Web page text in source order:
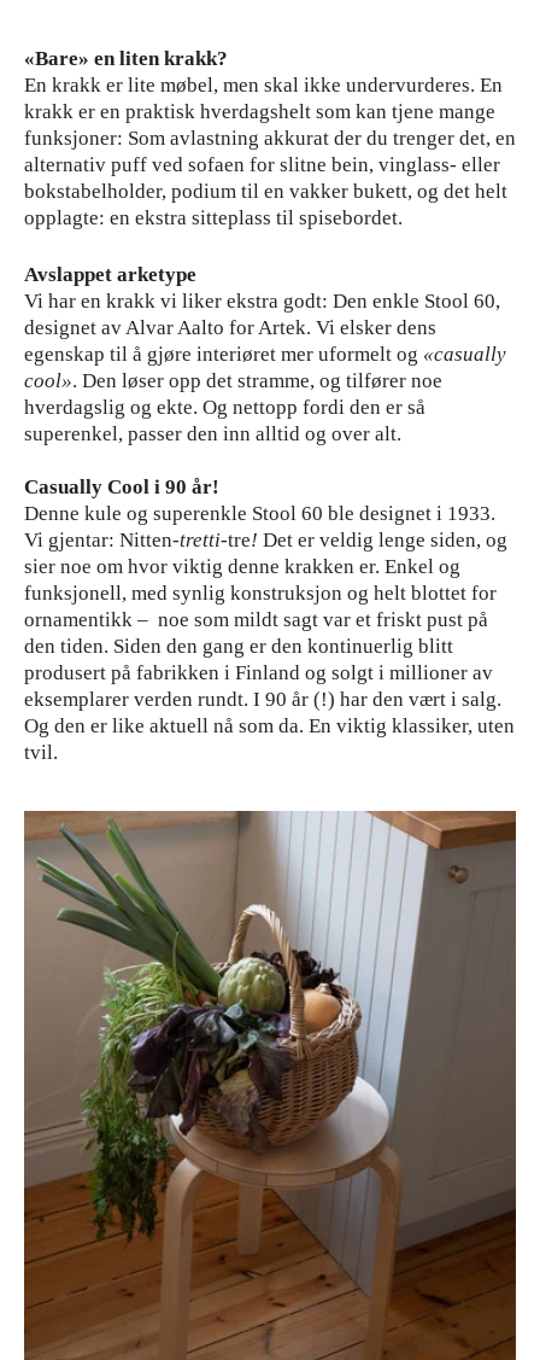
«Bare» en liten krakk?
En krakk er lite møbel, men skal ikke undervurderes. En
krakk er en praktisk hverdagshelt som kan tjene mange
funksjoner: Som avlastning akkurat der du trenger det, en
alternativ puff ved sofaen for slitne bein, vinglass- eller
bokstabelholder, podium til en vakker bukett, og det helt
opplagte: en ekstra sitteplass til spisebordet.
Avslappet arketype
Vi har en krakk vi liker ekstra godt: Den enkle Stool 60,
designet av Alvar Aalto for Artek. Vi elsker dens
egenskap til å gjøre interiøret mer uformelt og «casually
cool». Den løser opp det stramme, og tilfører noe
hverdagslig og ekte. Og nettopp fordi den er så
superenkel, passer den inn alltid og over alt.
Casually Cool i 90 år!
Denne kule og superenkle Stool 60 ble designet i 1933.
Vi gjentar: Nitten-tretti-tre! Det er veldig lenge siden, og
sier noe om hvor viktig denne krakken er. Enkel og
funksjonell, med synlig konstruksjon og helt blottet for
ornamentikk – noe som mildt sagt var et friskt pust på
den tiden. Siden den gang er den kontinuerlig blitt
produsert på fabrikken i Finland og solgt i millioner av
eksemplarer verden rundt. I 90 år (!) har den vært i salg.
Og den er like aktuell nå som da. En viktig klassiker, uten
tvil.